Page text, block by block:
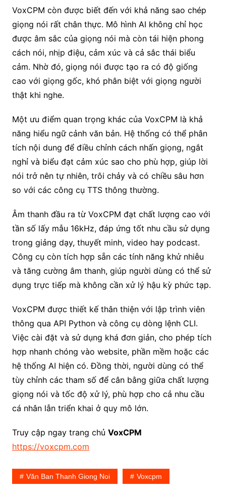
VoxCPM còn được biết đến với khả năng sao chép
giọng nói rất chân thực. Mô hình AI không chỉ học
được âm sắc của giọng nói mà còn tái hiện phong
cách nói, nhịp điệu, cảm xúc và cả sắc thái biểu
cảm. Nhờ đó, giọng nói được tạo ra có độ giống
cao với giọng gốc, khó phân biệt với giọng người
thật khi nghe.
Một ưu điểm quan trọng khác của VoxCPM là khả
năng hiểu ngữ cảnh văn bản. Hệ thống có thể phân
tích nội dung để điều chỉnh cách nhấn giọng, ngắt
nghỉ và biểu đạt cảm xúc sao cho phù hợp, giúp lời
nói trở nên tự nhiên, trôi chảy và có chiều sâu hơn
so với các công cụ TTS thông thường.
Âm thanh đầu ra từ VoxCPM đạt chất lượng cao với
tần số lấy mẫu 16kHz, đáp ứng tốt nhu cầu sử dụng
trong giảng dạy, thuyết minh, video hay podcast.
Công cụ còn tích hợp sẵn các tính năng khử nhiễu
và tăng cường âm thanh, giúp người dùng có thể sử
dụng trực tiếp mà không cần xử lý hậu kỳ phức tạp.
VoxCPM được thiết kế thân thiện với lập trình viên
thông qua API Python và công cụ dòng lệnh CLI.
Việc cài đặt và sử dụng khá đơn giản, cho phép tích
hợp nhanh chóng vào website, phần mềm hoặc các
hệ thống AI hiện có. Đồng thời, người dùng có thể
tùy chỉnh các tham số để cân bằng giữa chất lượng
giọng nói và tốc độ xử lý, phù hợp cho cả nhu cầu
cá nhân lẫn triển khai ở quy mô lớn.
Truy cập ngay trang chủ VoxCPM
https://voxcpm.com
Văn Ban Thanh Giong Noi Voxcpm